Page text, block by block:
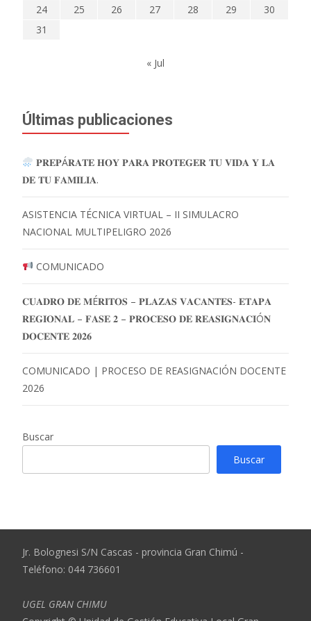
24
25 26 27 28 29
30
31
« Jul
Últimas publicaciones
𝐏𝐑𝐄𝐏Á𝐑𝐀𝐓𝐄 𝐇𝐎𝐘 𝐏𝐀𝐑𝐀 𝐏𝐑𝐎𝐓𝐄𝐆𝐄𝐑 𝐓𝐔 𝐕𝐈𝐃𝐀 𝐘 𝐋𝐀
𝐃𝐄 𝐓𝐔 𝐅𝐀𝐌𝐈𝐋𝐈𝐀.
ASISTENCIA TÉCNICA VIRTUAL – II SIMULACRO
NACIONAL MULTIPELIGRO 2026
COMUNICADO
𝐂𝐔𝐀𝐃𝐑𝐎 𝐃𝐄 𝐌É𝐑𝐈𝐓𝐎𝐒 – 𝐏𝐋𝐀𝐙𝐀𝐒 𝐕𝐀𝐂𝐀𝐍𝐓𝐄𝐒- 𝐄𝐓𝐀𝐏𝐀
𝐑𝐄𝐆𝐈𝐎𝐍𝐀𝐋 – 𝐅𝐀𝐒𝐄 𝟐 – 𝐏𝐑𝐎𝐂𝐄𝐒𝐎 𝐃𝐄 𝐑𝐄𝐀𝐒𝐈𝐆𝐍𝐀𝐂𝐈Ó𝐍
𝐃𝐎𝐂𝐄𝐍𝐓𝐄 𝟐𝟎𝟐𝟔
COMUNICADO | PROCESO DE REASIGNACIÓN DOCENTE
2026
Buscar
Buscar
Jr. Bolognesi S/N Cascas - provincia Gran Chimú -
Teléfono: 044 736601
UGEL GRAN CHIMU